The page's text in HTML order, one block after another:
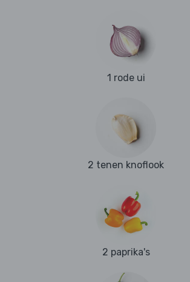
1 rode ui
2 tenen knoflook
2 paprika's